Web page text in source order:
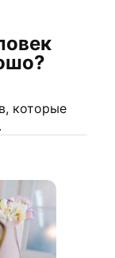
которые